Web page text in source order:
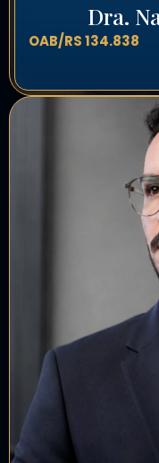
Dra.
OAB/RS 134.838